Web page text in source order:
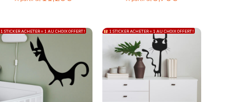
1 STICKER ACHETER = 1 AU CHOIX OFFERT ! 1 STICKER ACHETER = 1 AU CHOIX OFFERT !